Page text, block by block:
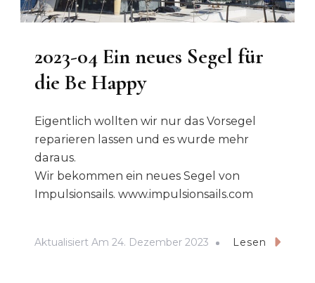
2023-04 Ein neues Segel für
die Be Happy
Eigentlich wollten wir nur das Vorsegel
reparieren lassen und es wurde mehr
daraus.
Wir bekommen ein neues Segel von
Impulsionsails. www.impulsionsails.com
Aktualisiert Am 24. Dezember 2023 Lesen